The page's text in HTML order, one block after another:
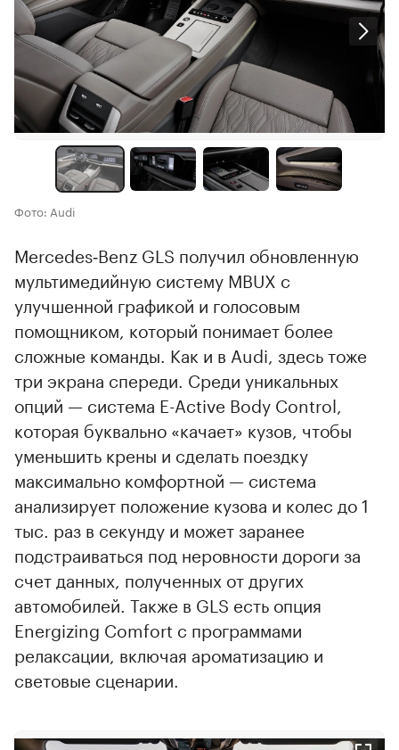
Фото: Audi
Mercedes‑Benz GLS получил обновленную
мультимедийную систему MBUX с
улучшенной графикой и голосовым
помощником, который понимает более
сложные команды. Как и в Audi, здесь тоже
три экрана спереди. Среди уникальных
опций — система E-Active Body Control,
которая буквально «качает» кузов, чтобы
уменьшить крены и сделать поездку
максимально комфортной — система
анализирует положение кузова и колес до 1
тыс. раз в секунду и может заранее
подстраиваться под неровности дороги за
счет данных, полученных от других
автомобилей. Также в GLS есть опция
Energizing Comfort с программами
релаксации, включая ароматизацию и
световые сценарии.